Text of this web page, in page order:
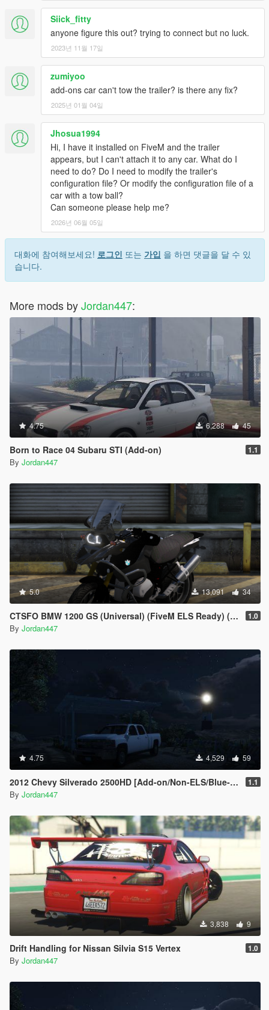
Siick_fitty
anyone figure this out? trying to connect but no luck.
2023년 11월 17일
zumiyoo
add-ons car can't tow the trailer? is there any fix?
2025년 01월 04일
Jhosua1994
Hi, I have it installed on FiveM and the trailer
appears, but I can't attach it to any car. What do I
need to do? Do I need to modify the trailer's
configuration file? Or modify the configuration file of a
car with a tow ball?
Can someone please help me?
2026년 06월 05일
대화에 참여해보세요! 로그인 또는 가입 을 하면 댓글을 달 수 있
습니다.
More mods byJordan447:
4.75 6,288 45
Born to Race 04 Subaru STI (Add-on) 1.1
By Jordan447
5.0 13,091 34
CTSFO BMW 1200 GS (Universal) (FiveM ELS Ready) (FiveM Ready) (Add-on) 1.0
By Jordan447
4.75 4,529 59
2012 Chevy Silverado 2500HD [Add-on/Non-ELS/Blue-Lights] 1.1
By Jordan447
3,838 9
Drift Handling for Nissan Silvia S15 Vertex 1.0
By Jordan447